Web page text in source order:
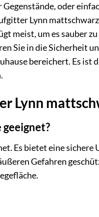
oder
Lynn
meist, um es sauber
Sie in die Sicherheit
bereichert. Es ist
Lynn
Es bietet eine sichere
Gefahren